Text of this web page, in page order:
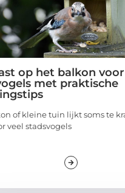
op het balkon voor
met praktische
of kleine tuin lijkt soms te
veel stadsvogels